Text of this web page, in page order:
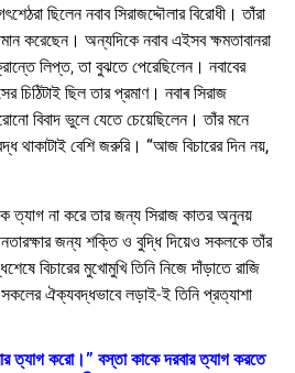
ছিলেন নবাব সিরাজদ্দৌলার বিরোধী। তাঁরা
করেছেন। অন্যদিকে নবাব এইসব ক্ষমতাবানরা
লিপ্ত, তা বুঝতে পেরেছিলেন। নবাবের
চিঠিটাই ছিল তার প্রমাণ। নবাৰ সিরাজ
বিবাদ ভুলে যেতে চেয়েছিলেন। তাঁর মনে
থাকাটাই বেশি জরুরি। “আজ বিচারের দিন নয়,
ত্যাগ না করে তার জন্য সিরাজ কাতর অনুনয়
জন্য শক্তি ও বুদ্ধি দিয়েও সকলকে তাঁর
বিচারের মুখোমুখি তিনি নিজে দাঁড়াতে রাজি
ঐক্যবদ্ধভাবে লড়াই-ই তিনি প্রত্যাশা
ত্যাগ করো।” বস্তা কাকে দরবার ত্যাগ করতে